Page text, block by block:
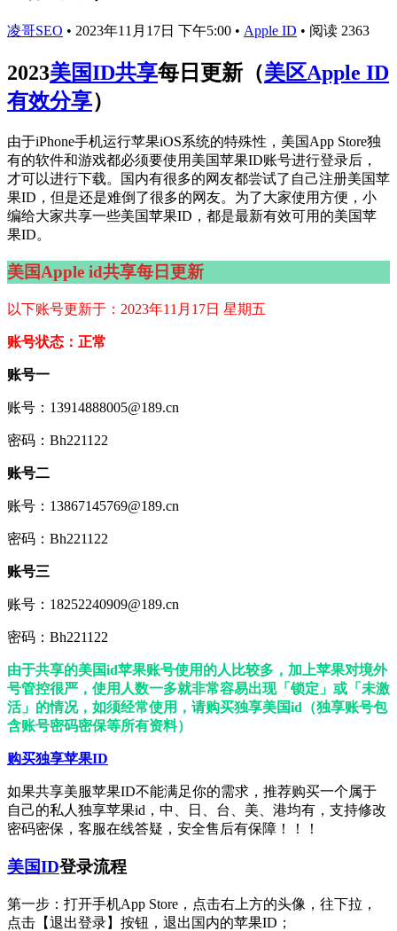
凌哥SEO • 2023年11月17日 下午5:00 • Apple ID • 阅读 2363
2023美国ID共享每日更新（美区Apple ID
有效分享）
由于iPhone手机运行苹果iOS系统的特殊性，美国App Store独
有的软件和游戏都必须要使用美国苹果ID账号进行登录后，
才可以进行下载。国内有很多的网友都尝试了自己注册美国苹
果ID，但是还是难倒了很多的网友。为了大家使用方便，小
编给大家共享一些美国苹果ID，都是最新有效可用的美国苹
果ID。
美国Apple id共享每日更新
以下账号更新于：2023年11月17日 星期五
账号状态：正常
账号一
账号：13914888005@189.cn
密码：Bh221122
账号二
账号：13867145769@189.cn
密码：Bh221122
账号三
账号：18252240909@189.cn
密码：Bh221122
由于共享的美国id苹果账号使用的人比较多，加上苹果对境外
号管控很严，使用人数一多就非常容易出现「锁定」或「未激
活」的情况，如须经常使用，请购买独享美国id（独享账号包
含账号密码密保等所有资料）
购买独享苹果ID
如果共享美服苹果ID不能满足你的需求，推荐购买一个属于
自己的私人独享苹果id，中、日、台、美、港均有，支持修改
密码密保，客服在线答疑，安全售后有保障！！！
美国ID登录流程
第一步：打开手机App Store，点击右上方的头像，往下拉，
点击【退出登录】按钮，退出国内的苹果ID；